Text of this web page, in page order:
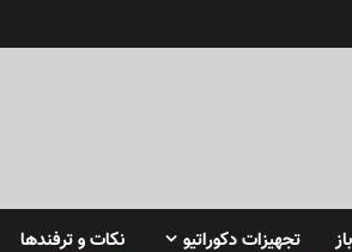
تجهیزات دکوراتیو
نکات و ترفندها